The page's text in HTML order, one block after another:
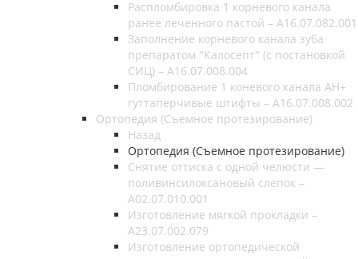
Распломбировка 1 корневого канала
ранее леченного пастой – A16.07.082.001
Заполнение корневого канала зуба
препаратом "Калосепт" (с постановкой
СИЦ) – A16.07.008.004
Пломбирование 1 коневого канала AH+
гуттаперчивые штифты – A16.07.008.002
Ортопедия (Съемное протезирование)
Назад
Ортопедия (Съемное протезирование)
Снятие оттиска с одной челюсти —
поливинсилоксановый слепок –
A02.07.010.001
Изготовление мягкой прокладки –
A23.07.002.079
Изготовление ортопедической